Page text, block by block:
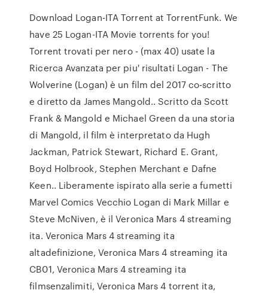
Download Logan-ITA Torrent at TorrentFunk. We
have 25 Logan-ITA Movie torrents for you!
Torrent trovati per nero - (max 40) usate la
Ricerca Avanzata per piu' risultati Logan - The
Wolverine (Logan) è un film del 2017 co-scritto
e diretto da James Mangold.. Scritto da Scott
Frank & Mangold e Michael Green da una storia
di Mangold, il film è interpretato da Hugh
Jackman, Patrick Stewart, Richard E. Grant,
Boyd Holbrook, Stephen Merchant e Dafne
Keen.. Liberamente ispirato alla serie a fumetti
Marvel Comics Vecchio Logan di Mark Millar e
Steve McNiven, è il Veronica Mars 4 streaming
ita. Veronica Mars 4 streaming ita
altadefinizione, Veronica Mars 4 streaming ita
CB01, Veronica Mars 4 streaming ita
filmsenzalimiti, Veronica Mars 4 torrent ita,